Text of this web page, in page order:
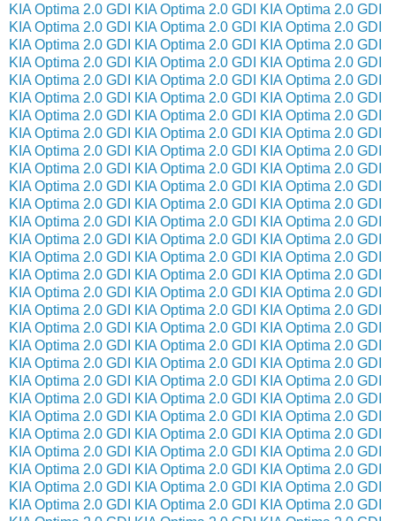
KIA Optima 2.0 GDI
KIA Optima 2.0 GDI
KIA Optima 2.0 GDI
KIA Optima 2.0 GDI
KIA Optima 2.0 GDI
KIA Optima 2.0 GDI
KIA Optima 2.0 GDI
KIA Optima 2.0 GDI
KIA Optima 2.0 GDI
KIA Optima 2.0 GDI
KIA Optima 2.0 GDI
KIA Optima 2.0 GDI
KIA Optima 2.0 GDI
KIA Optima 2.0 GDI
KIA Optima 2.0 GDI
KIA Optima 2.0 GDI
KIA Optima 2.0 GDI
KIA Optima 2.0 GDI
KIA Optima 2.0 GDI
KIA Optima 2.0 GDI
KIA Optima 2.0 GDI
KIA Optima 2.0 GDI
KIA Optima 2.0 GDI
KIA Optima 2.0 GDI
KIA Optima 2.0 GDI
KIA Optima 2.0 GDI
KIA Optima 2.0 GDI
KIA Optima 2.0 GDI
KIA Optima 2.0 GDI
KIA Optima 2.0 GDI
KIA Optima 2.0 GDI
KIA Optima 2.0 GDI
KIA Optima 2.0 GDI
KIA Optima 2.0 GDI
KIA Optima 2.0 GDI
KIA Optima 2.0 GDI
KIA Optima 2.0 GDI
KIA Optima 2.0 GDI
KIA Optima 2.0 GDI
KIA Optima 2.0 GDI
KIA Optima 2.0 GDI
KIA Optima 2.0 GDI
KIA Optima 2.0 GDI
KIA Optima 2.0 GDI
KIA Optima 2.0 GDI
KIA Optima 2.0 GDI
KIA Optima 2.0 GDI
KIA Optima 2.0 GDI
KIA Optima 2.0 GDI
KIA Optima 2.0 GDI
KIA Optima 2.0 GDI
KIA Optima 2.0 GDI
KIA Optima 2.0 GDI
KIA Optima 2.0 GDI
KIA Optima 2.0 GDI
KIA Optima 2.0 GDI
KIA Optima 2.0 GDI
KIA Optima 2.0 GDI
KIA Optima 2.0 GDI
KIA Optima 2.0 GDI
KIA Optima 2.0 GDI
KIA Optima 2.0 GDI
KIA Optima 2.0 GDI
KIA Optima 2.0 GDI
KIA Optima 2.0 GDI
KIA Optima 2.0 GDI
KIA Optima 2.0 GDI
KIA Optima 2.0 GDI
KIA Optima 2.0 GDI
KIA Optima 2.0 GDI
KIA Optima 2.0 GDI
KIA Optima 2.0 GDI
KIA Optima 2.0 GDI
KIA Optima 2.0 GDI
KIA Optima 2.0 GDI
KIA Optima 2.0 GDI
KIA Optima 2.0 GDI
KIA Optima 2.0 GDI
KIA Optima 2.0 GDI
KIA Optima 2.0 GDI
KIA Optima 2.0 GDI
KIA Optima 2.0 GDI
KIA Optima 2.0 GDI
KIA Optima 2.0 GDI
KIA Optima 2.0 GDI
KIA Optima 2.0 GDI
KIA Optima 2.0 GDI